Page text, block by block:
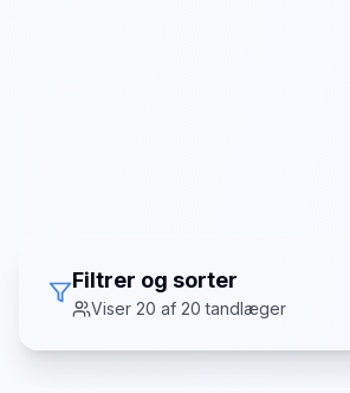
Filtrer og sorter
Viser 20 af 20 tandlæger